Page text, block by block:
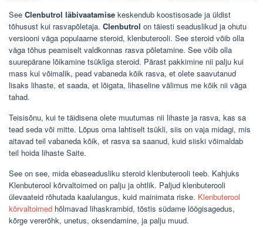
See Clenbutrol läbivaatamise keskendub koostisosade ja üldist
tõhusust kui rasvapõletaja. Clenbutrol on täiesti seaduslikud ja ohutu
versiooni väga populaarne steroid, klenbuterooli. See steroid võib olla
väga tõhus peamiselt valdkonnas rasva põletamine. See võib olla
suurepärane lõikamine tsükliga steroid. Pärast pakkimine nii palju kui
mass kui võimalik, pead vabaneda kõik rasva, et olete saavutanud
lisaks lihaste, et saada, et lõigata, lihaseline välimus me kõik nii väga
tahad.
Teisisõnu, kui te täidisena olete muutumas nii lihaste ja rasva, kas sa
tead seda või mitte. Lõpus oma lahtiselt tsükli, siis on vaja midagi, mis
aitavad teil vabaneda kõik, et rasva sa saanud, kuid siiski võimaldab
teil hoida lihaste Saite.
See on see, mida ebaseadusliku steroid klenbuterooli teeb. Kahjuks
Klenbuterool kõrvaltoimed on palju ja ohtlik. Paljud klenbuterooli
ülevaateid rõhutada kaalulangus, kuid mainimata riske. Klenbuterool
kõrvaltoimed hõlmavad lihaskrambid, tõstis südame löögisagedus,
kõrge vererõhk, unetus, oksendamine, ja palju muud.